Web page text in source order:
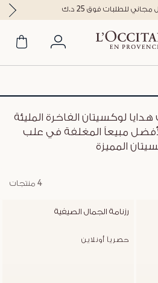
للطلبات فوق 25 د.ك
لوكسيتان الفاخرة المليئة
مبيعاً المغلفة في علب
المميزة
4 منتجات
رزنامة الجمال الصيفية
حصرياً أونلاين